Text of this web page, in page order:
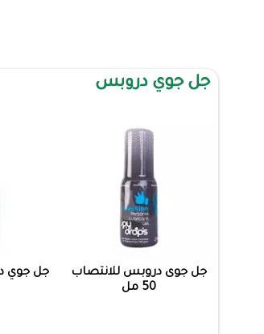
جل جوي دروبس
جل جوى دروبس للانتصاب
50 مل